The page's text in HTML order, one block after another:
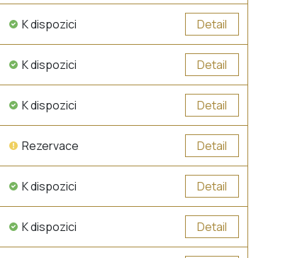
K dispozici Detail
K dispozici Detail
K dispozici Detail
Rezervace Detail
K dispozici Detail
K dispozici Detail